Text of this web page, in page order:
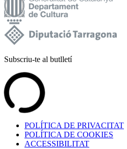
Subscriu-te al butlletí
POLÍTICA DE PRIVACITAT
POLÍTICA DE COOKIES
ACCESSIBILITAT